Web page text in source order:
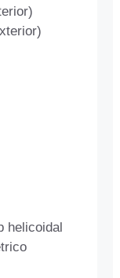
helicoidal